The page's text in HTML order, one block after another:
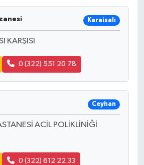
Karaisalı
KARŞISI
0 (322) 551 20 78
Ceyhan
ACİL POLİKLİNİĞİ
0 (322) 612 22 33